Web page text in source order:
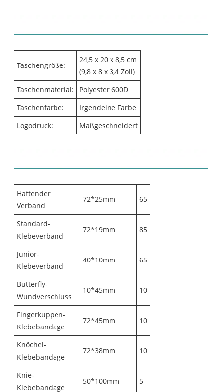
Taschengröße:
24,5 x 20 x 8,5 cm
(9,8 x 8 x 3,4 Zoll)
Taschenmaterial:
Polyester 600D
Taschenfarbe:
Irgendeine Farbe
Logodruck:
Maßgeschneidert
Haftender
Verband
72*25mm 65
Standard-
Klebeverband
72*19mm 85
Junior-
Klebeverband
40*10mm 65
Butterfly-
Wundverschluss
10*45mm 10
Fingerkuppen-
Klebebandage
72*45mm 10
Knöchel-
Klebebandage
72*38mm 10
Knie-
Klebebandage
50*100mm 5